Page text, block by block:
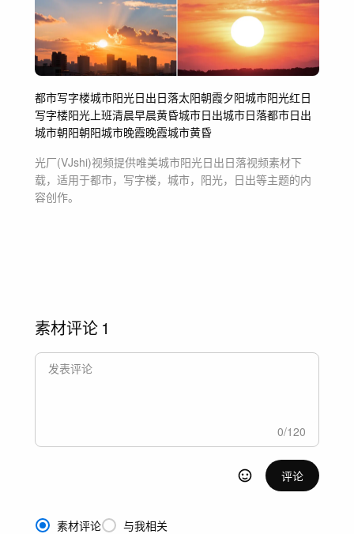
都市写字楼城市阳光日出日落太阳朝霞夕阳城市阳光红日
写字楼阳光 上班清晨早晨黄昏城市日出城市日落都市日出
城市朝阳朝阳城市晚霞晚霞城市黄昏
光厂(VJshi)视频提供唯美城市阳光日出日落视频素材下
载，适用于都市，写字楼，城市，阳光，日出等主题的内
容创作。
素材评论 1
0/120
评论
素材评论 与我相关